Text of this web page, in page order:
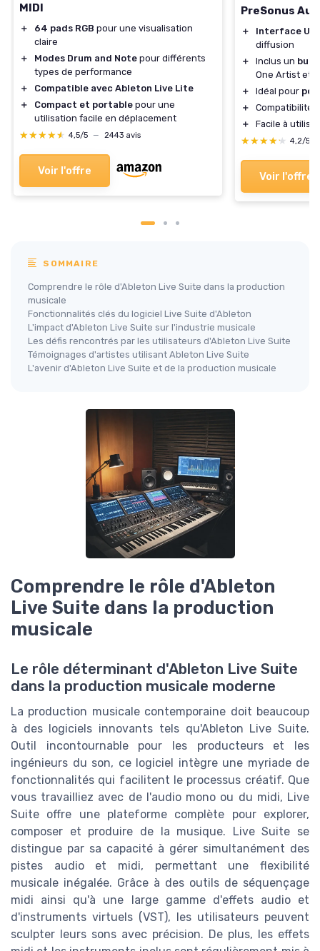
MIDI
＋ 64 pads RGB pour une visualisation
claire
＋
Modes Drum and Note pour différents
types de performance
＋
Compatible avec Ableton Live Lite
＋
Compact et portable pour une
utilisation facile en déplacement
★★★★★
★★★★★ 4,5/5 — 2443 avis
Voir l'offre
PreSonus
＋
Interface
diffusion
＋
Inclus un
One Artist et
＋
Idéal pour
＋
Compatibilité
＋
Facile à utiliser
★★★★★
★★★★★ 4,2/5
Voir l'offre
SOMMAIRE
Comprendre le rôle d'Ableton Live Suite dans la production
musicale
Fonctionnalités clés du logiciel Live Suite d'Ableton
L'impact d'Ableton Live Suite sur l'industrie musicale
Les défis rencontrés par les utilisateurs d'Ableton Live Suite
Témoignages d'artistes utilisant Ableton Live Suite
L'avenir d'Ableton Live Suite et de la production musicale
Comprendre le rôle d'Ableton
Live Suite dans la production
musicale
Le rôle déterminant d'Ableton Live Suite
dans la production musicale moderne
La production musicale contemporaine doit beaucoup
à des logiciels innovants tels qu'Ableton Live Suite.
Outil incontournable pour les producteurs et les
ingénieurs du son, ce logiciel intègre une myriade de
fonctionnalités qui facilitent le processus créatif. Que
vous travailliez avec de l'audio mono ou du midi, Live
Suite offre une plateforme complète pour explorer,
composer et produire de la musique. Live Suite se
distingue par sa capacité à gérer simultanément des
pistes audio et midi, permettant une flexibilité
musicale inégalée. Grâce à des outils de séquençage
midi ainsi qu'à une large gamme d'effets audio et
d'instruments virtuels (VST), les utilisateurs peuvent
sculpter leurs sons avec précision. De plus, les effets